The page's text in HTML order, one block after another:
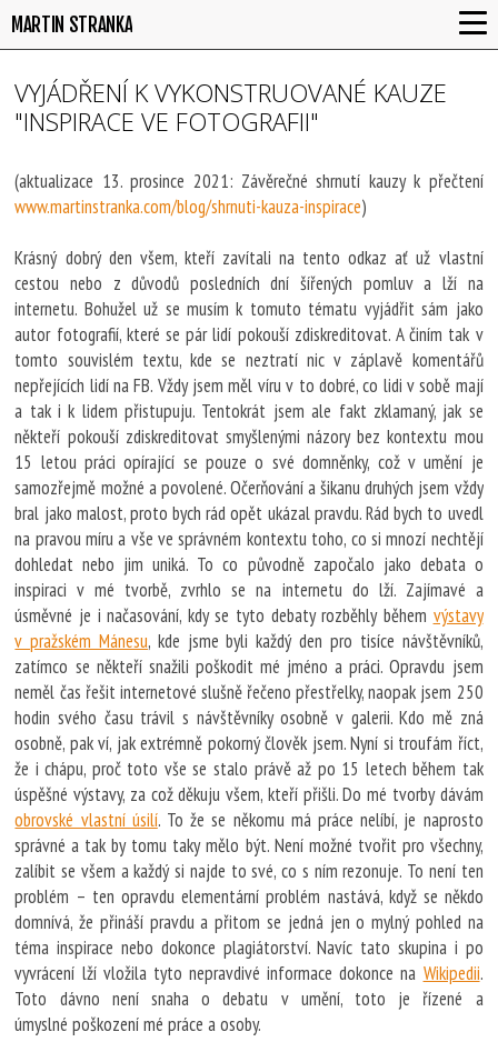
MARTIN STRANKA
VYJÁDŘENÍ K VYKONSTRUOVANÉ KAUZE
"INSPIRACE VE FOTOGRAFII"
(aktualizace 13. prosince 2021: Závěrečné shrnutí kauzy k přečtení
www.martinstranka.com/blog/shrnuti-kauza-inspirace)
Krásný dobrý den všem, kteří zavítali na tento odkaz ať už vlastní
cestou nebo z důvodů posledních dní šířených pomluv a lží na
internetu. Bohužel už se musím k tomuto tématu vyjádřit sám jako
autor fotografií, které se pár lidí pokouší zdiskreditovat. A činím tak v
tomto souvislém textu, kde se neztratí nic v záplavě komentářů
nepřejících lidí na FB. Vždy jsem měl víru v to dobré, co lidi v sobě mají
a tak i k lidem přistupuju. Tentokrát jsem ale fakt zklamaný, jak se
někteří pokouší zdiskreditovat smyšlenými názory bez kontextu mou
15 letou práci opírající se pouze o své domněnky, což v umění je
samozřejmě možné a povolené. Očerňování a šikanu druhých jsem vždy
bral jako malost, proto bych rád opět ukázal pravdu. Rád bych to uvedl
na pravou míru a vše ve správném kontextu toho, co si mnozí nechtějí
dohledat nebo jim uniká. To co původně započalo jako debata o
inspiraci v mé tvorbě, zvrhlo se na internetu do lží. Zajímavé a
úsměvné je i načasování, kdy se tyto debaty rozběhly během výstavy
v pražském Mánesu, kde jsme byli každý den pro tisíce návštěvníků,
zatímco se někteří snažili poškodit mé jméno a práci. Opravdu jsem
neměl čas řešit internetové slušně řečeno přestřelky, naopak jsem 250
hodin svého času trávil s návštěvníky osobně v galerii. Kdo mě zná
osobně, pak ví, jak extrémně pokorný člověk jsem. Nyní si troufám říct,
že i chápu, proč toto vše se stalo právě až po 15 letech během tak
úspěšné výstavy, za což děkuju všem, kteří přišli. Do mé tvorby dávám
obrovské vlastní úsilí. To že se někomu má práce nelíbí, je naprosto
správné a tak by tomu taky mělo být. Není možné tvořit pro všechny,
zalíbit se všem a každý si najde to své, co s ním rezonuje. To není ten
problém – ten opravdu elementární problém nastává, když se někdo
domnívá, že přináší pravdu a přitom se jedná jen o mylný pohled na
téma inspirace nebo dokonce plagiátorství. Navíc tato skupina i po
vyvrácení lží vložila tyto nepravdivé informace dokonce na Wikipedii.
Toto dávno není snaha o debatu v umění, toto je řízené a
úmyslné poškození mé práce a osoby.